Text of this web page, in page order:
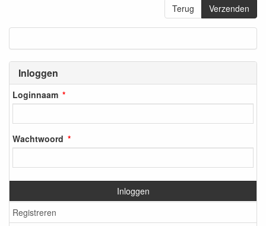
Inloggen
Loginnaam
Wachtwoord
Inloggen
Registreren
Terug Verzenden